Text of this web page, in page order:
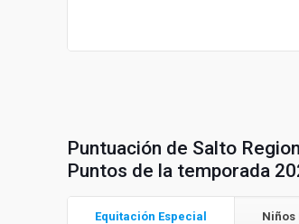
Puntuación de Salto
Puntos de la temporada
Equitación Especial